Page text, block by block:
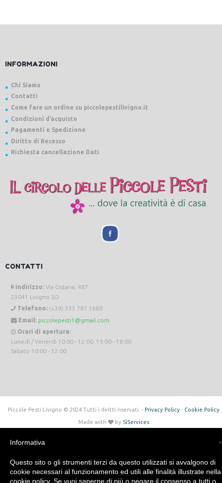
INFORMAZIONI
Chi Siamo
Contatti
Come fare un ordine su piccolepestilivigno.it
Condizioni d’acquisto
Pagamenti e Spedizione
Diritto di Recesso
Richiesta cancellazione Dati
CONTATTI
Indirizzo: Via Ostaria, 487
23041 Livigno SO
Telefono: (+39) 333 787 1680
Email: piccolepesti1@gmail.com
Orari di apertura:
Lunedì / Venerdi 10:00 - 12:00, 15:00 - 18:00
Sabato 10:00 - 12:00
Piccole Pesti Livigno © 2024 Tutti i diritti riservati. - Privacy Policy- Cookie Policy
Made with by SìServices
×
Informativa
Questo sito o gli strumenti terzi da questo utilizzati si avvalgono di
cookie necessari al funzionamento ed utili alle finalità illustrate nella
cookie policy. Se vuoi saperne di più o negare il consenso a tutti o